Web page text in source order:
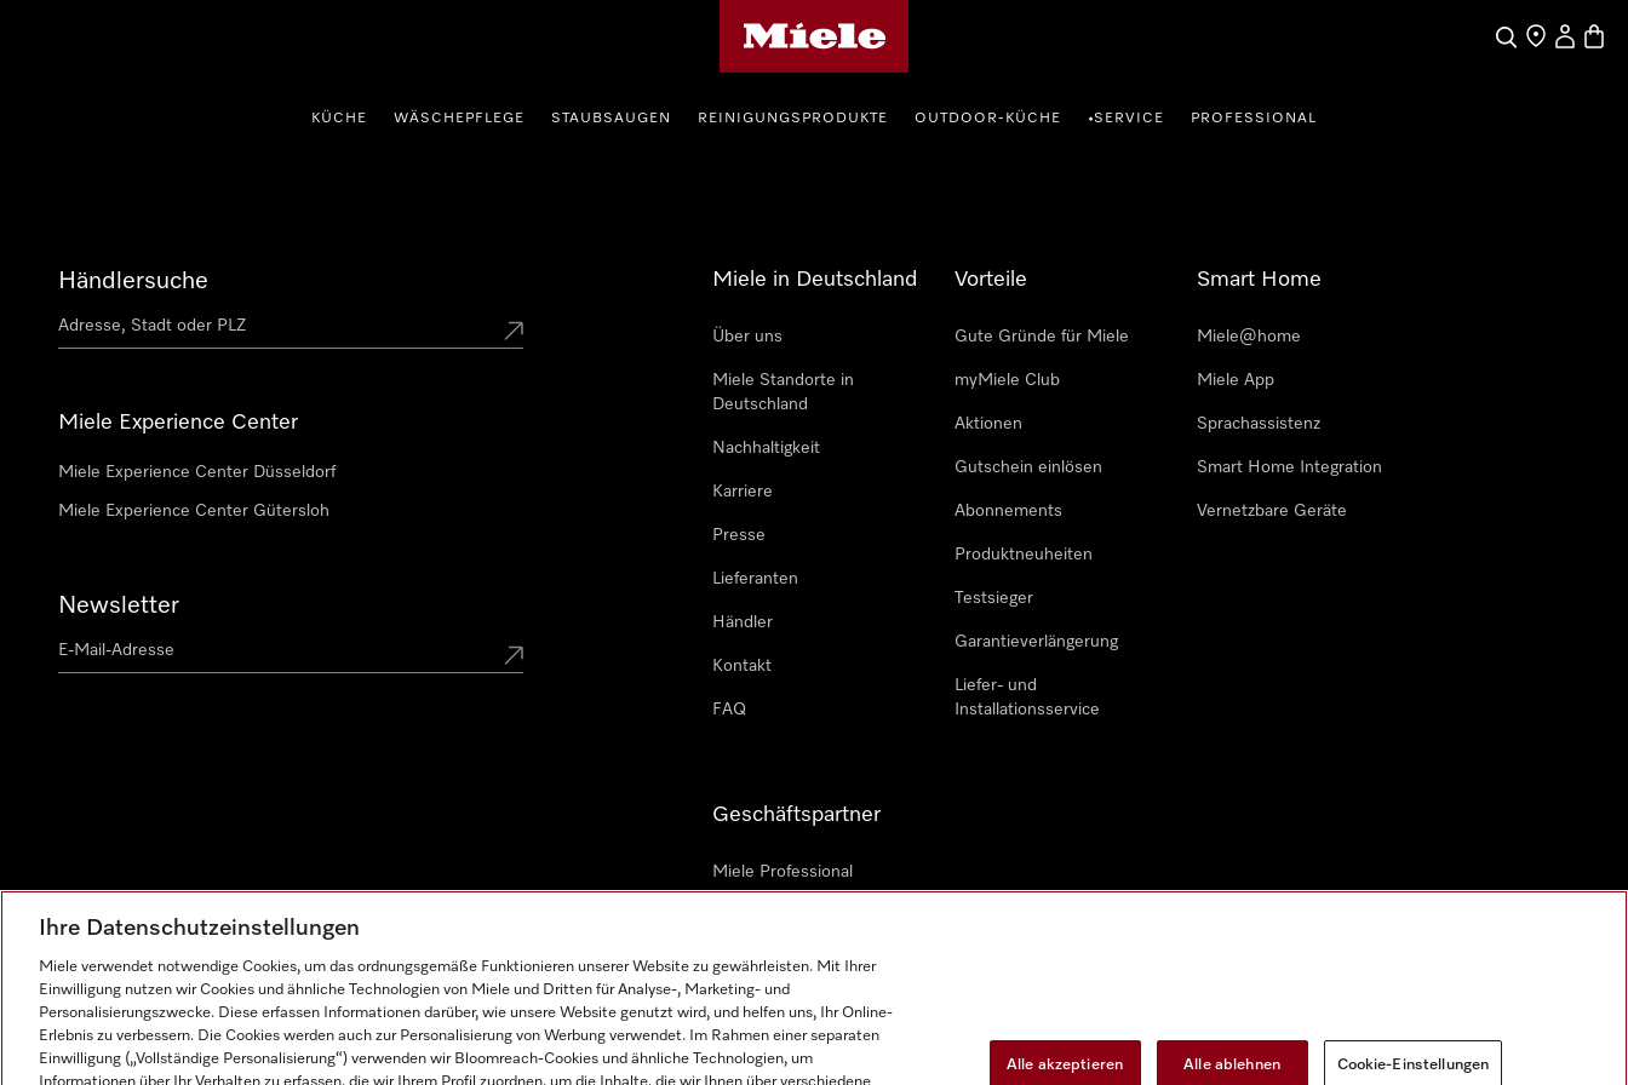
SucheHändler
Mein
KÜCHE WÄSCHEPFLEGE STAUBSAUGEN REINIGUNGSPRODUKTE OUTDOOR-KÜCHE •SERVICE PROFESSIONAL
Händlersuche
Miele Experience Center
Miele Experience Center Düsseldorf
Miele Experience Center Gütersloh
Newsletter
Miele in Deutschland
Über uns
Miele Standorte in
Deutschland
Nachhaltigkeit
Karriere
Presse
Lieferanten
Händler
Kontakt
FAQ
Vorteile
Gute Gründe für Miele
myMiele Club
Aktionen
Gutschein einlösen
Abonnements
Produktneuheiten
Testsieger
Garantieverlängerung
Liefer- und
Installationsservice
Smart Home
Miele@home
Miele App
Sprachassistenz
Smart Home Integration
Vernetzbare Geräte
Geschäftspartner
Miele Professional
Miele Marine
Architekten und Bauträger
Ihre Datenschutzeinstellungen
Miele verwendet notwendige Cookies, um das ordnungsgemäße Funktionieren unserer Website zu gewährleisten. Mit Ihrer
Einwilligung nutzen wir Cookies und ähnliche Technologien von Miele und Dritten für Analyse-, Marketing- und
Personalisierungszwecke. Diese erfassen Informationen darüber, wie unsere Website genutzt wird, und helfen uns, Ihr Online-
Erlebnis zu verbessern. Die Cookies werden auch zur Personalisierung von Werbung verwendet. Im Rahmen einer separaten
Einwilligung („Vollständige Personalisierung“) verwenden wir Bloomreach-Cookies und ähnliche Technologien, um
Alle akzeptieren Alle ablehnen Cookie-Einstellungen